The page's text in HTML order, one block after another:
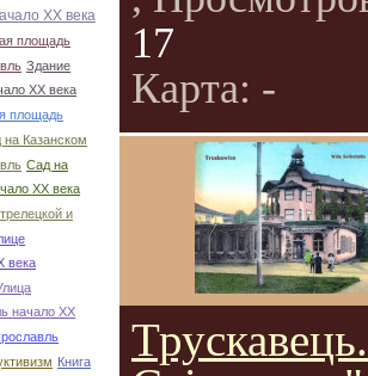
ХХ века
площадь
Здание
ХХ века
площадь
на Казанском
Сад на
ХХ века
и
века
начало ХХ
Книга
17
Карта: -